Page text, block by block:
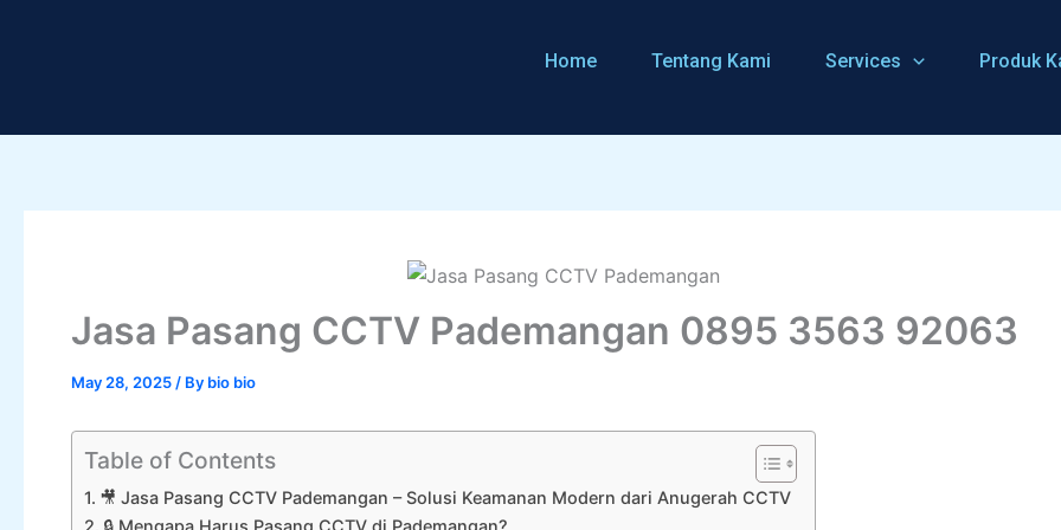
Home Tentang Kami Services Produk
Jasa Pasang CCTV Pademangan 0895 3563 92063
May 28, 2025 / By bio bio
Table of Contents
🎥 Jasa Pasang CCTV Pademangan – Solusi Keamanan Modern dari Anugerah CCTV
🔒 Mengapa Harus Pasang CCTV di Pademangan?